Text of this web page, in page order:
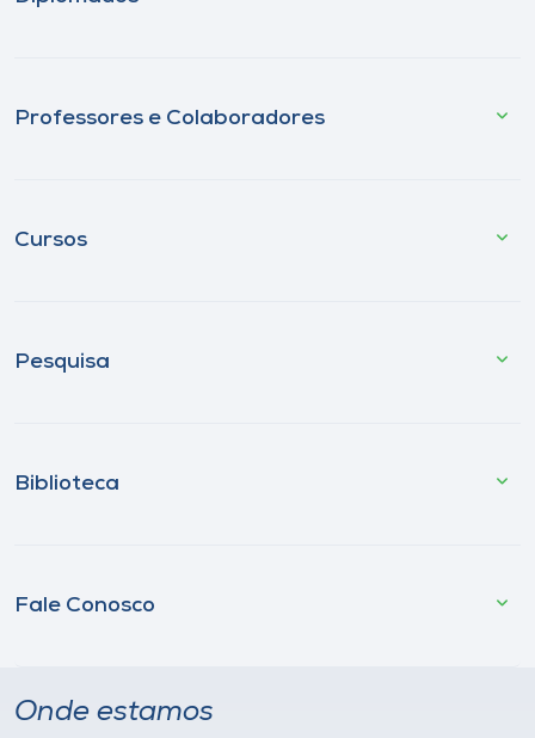
Professores e Colaboradores
Cursos
Pesquisa
Biblioteca
Fale Conosco
Onde estamos